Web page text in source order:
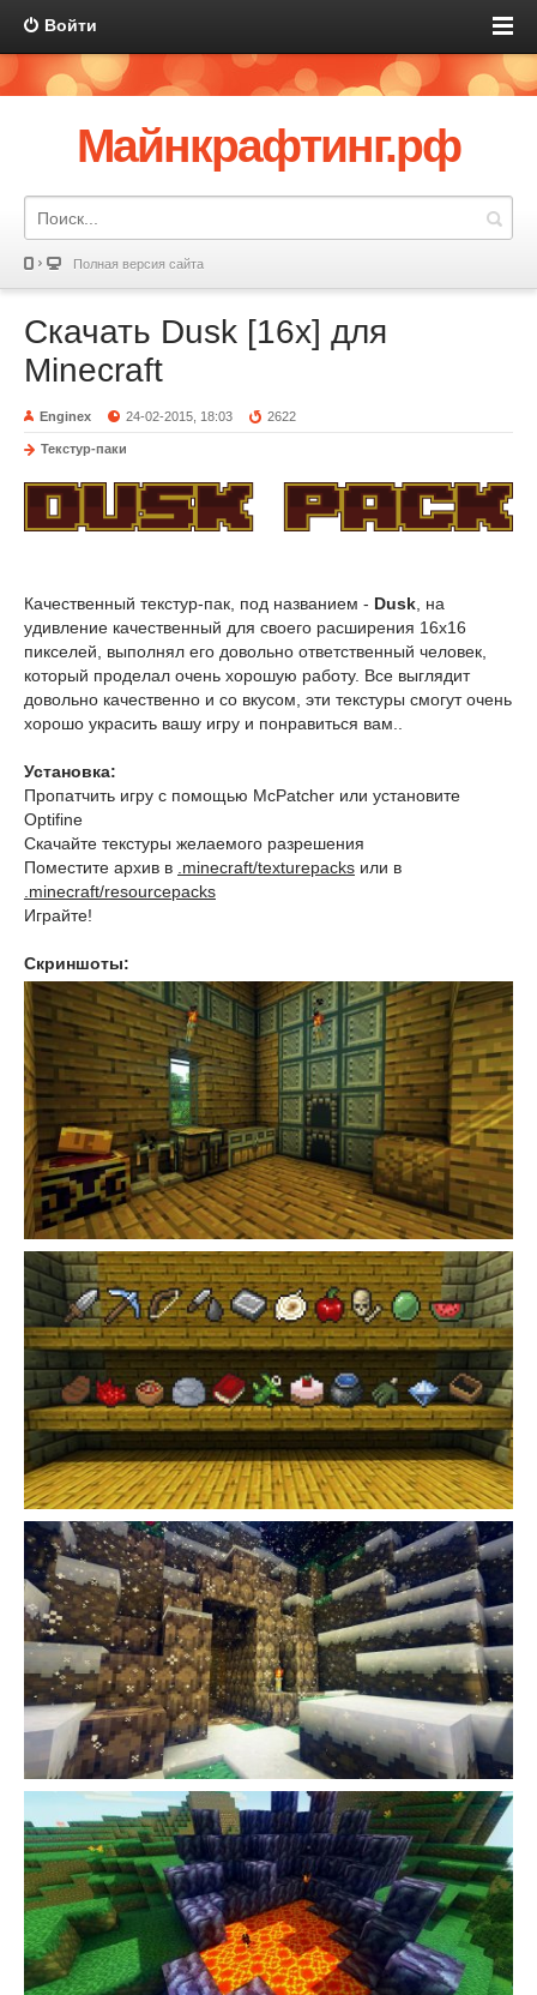
Войти
Майнкрафтинг.рф
Полная версия сайта
Скачать Dusk [16x] для
Minecraft
Enginex 24-02-2015, 18:03 2622
Текстур-паки
Качественный текстур-пак, под названием - Dusk, на
удивление качественный для своего расширения 16x16
пикселей, выполнял его довольно ответственный человек,
который проделал очень хорошую работу. Все выглядит
довольно качественно и со вкусом, эти текстуры смогут очень
хорошо украсить вашу игру и понравиться вам..
Установка:
Пропатчить игру с помощью McPatcher или установите
Optifine
Скачайте текстуры желаемого разрешения
Поместите архив в .minecraft/texturepacks или в
.minecraft/resourcepacks
Играйте!
Скриншоты: